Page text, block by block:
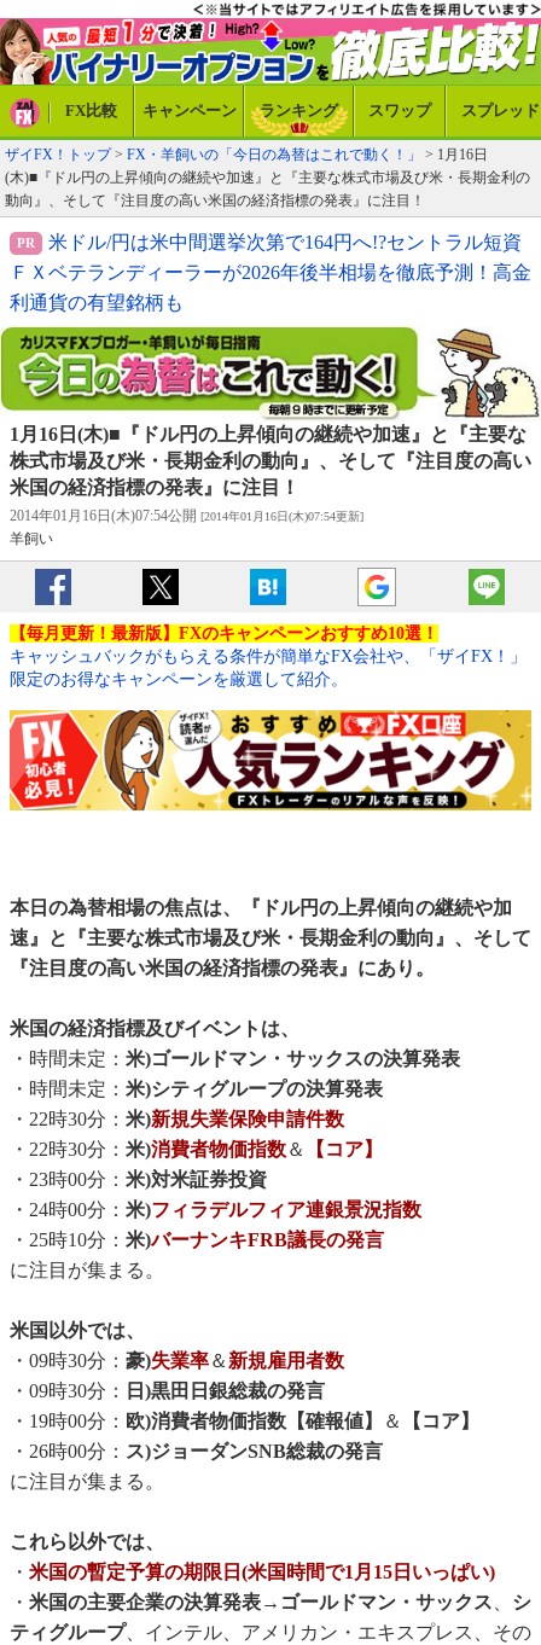
FX比較 キャンペーン ランキング スワップ スプレッド
ザイFX！トップ> FX・羊飼いの「今日の為替はこれで動く！」
> 1月16日
(木)■『ドル円の上昇傾向の継続や加速』と『主要な株式市場及び米・長期金利の
動向』、そして『注目度の高い米国の経済指標の発表』に注目！
米ドル/円は米中間選挙次第で164円へ!?セントラル短資
ＦＸベテランディーラーが2026年後半相場を徹底予測！高金
利通貨の有望銘柄も
1月16日(木)■『ドル円の上昇傾向の継続や加速』と『主要な
株式市場及び米・長期金利の動向』、そして『注目度の高い
米国の経済指標の発表』に注目！
2014年01月16日(木)07:54公開 [2014年01月16日(木)07:54更新]
羊飼い
【毎月更新！最新版】FXのキャンペーンおすすめ10選！
キャッシュバックがもらえる条件が簡単なFX会社や、「ザイFX！」
限定のお得なキャンペーンを厳選して紹介。
本日の為替相場の焦点は、『ドル円の上昇傾向の継続や加
速』と『主要な株式市場及び米・長期金利の動向』、そして
『注目度の高い米国の経済指標の発表』にあり。
米国の経済指標及びイベントは、
・時間未定： 米)ゴールドマン・サックスの決算発表
・時間未定： 米)シティグループの決算発表
・22時30分： 米)新規失業保険申請件数
・22時30分： 米)消費者物価指数＆
【コア】
・23時00分： 米)対米証券投資
・24時00分： 米)フィラデルフィア連銀景況指数
・25時10分： 米)バーナンキFRB議長の発言
に注目が集まる。
米国以外では、
・09時30分： 豪)失業率＆新規雇用者数
・09時30分：
日)黒田日銀総裁の発言
・19時00分： 欧)消費者物価指数【確報値】 ＆
【コア】
・26時00分： ス)ジョーダンSNB総裁の発言
に注目が集まる。
これら以外では、
・ 米国の暫定予算の期限日(米国時間で1月15日いっぱい)
・ 米国の主要企業の決算発表→ ゴールドマン・サックス、 シ
ティグループ、インテル、アメリカン・エキスプレス、その